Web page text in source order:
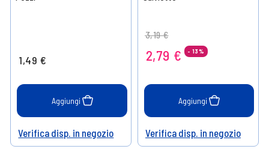
1,49 €
Aggiungi
Help
Verifica disp. in negozio
Price reduced from
3,19 €to
2,79 € - 13%
Aggiungi
Help
Verifica disp. in negozio